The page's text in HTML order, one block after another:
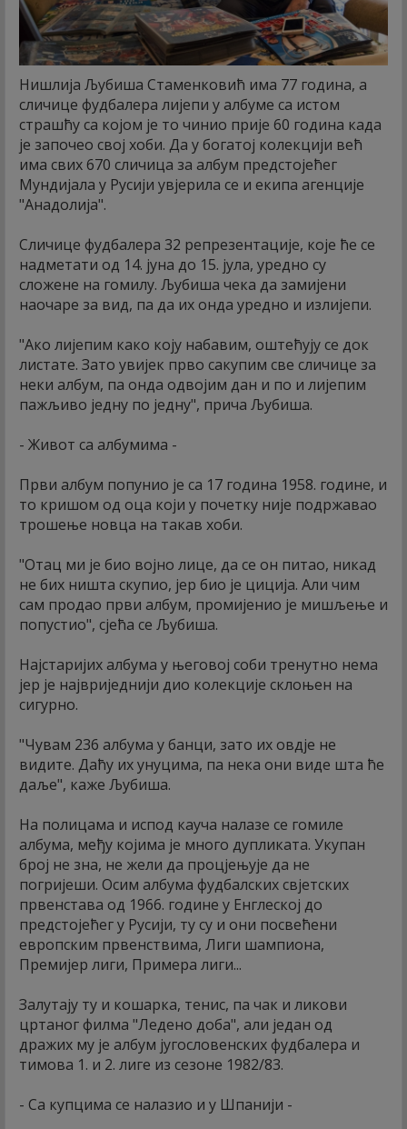
Нишлија Љубиша Стаменковић има 77 година, а
сличице фудбалера лијепи у албуме са истом
страшћу са којом је то чинио прије 60 година када
је започео свој хоби. Да у богатој колекцији већ
има свих 670 сличица за албум предстојећег
Мундијала у Русији увјерила се и екипа агенције
"Анадолија".
Сличице фудбалера 32 репрезентације, које ће се
надметати од 14. јуна до 15. јула, уредно су
сложене на гомилу. Љубиша чека да замијени
наочаре за вид, па да их онда уредно и излијепи.
"Ако лијепим како коју набавим, оштећују се док
листате. Зато увијек прво сакупим све сличице за
неки албум, па онда одвојим дан и по и лијепим
пажљиво једну по једну", прича Љубиша.
- Живот са албумима -
Први албум попунио је са 17 година 1958. године, и
то кришом од оца који у почетку није подржавао
трошење новца на такав хоби.
"Отац ми је био војно лице, да се он питао, никад
не бих ништа скупио, јер био је циција. Али чим
сам продао први албум, промијенио је мишљење и
попустио", сјећа се Љубиша.
Најстаријих албума у његовој соби тренутно нема
јер је највриједнији дио колекције склоњен на
сигурно.
"Чувам 236 албума у банци, зато их овдје не
видите. Даћу их унуцима, па нека они виде шта ће
даље", каже Љубиша.
На полицама и испод кауча налазе се гомиле
албума, међу којима је много дупликата. Укупан
број не зна, не жели да процјењује да не
погријеши. Осим албума фудбалских свјетских
првенстава од 1966. године у Енглеској до
предстојећег у Русији, ту су и они посвећени
европским првенствима, Лиги шампиона,
Премијер лиги, Примера лиги...
Залутају ту и кошарка, тенис, па чак и ликови
цртаног филма "Ледено доба", али један од
дражих му је албум југословенских фудбалера и
тимова 1. и 2. лиге из сезоне 1982/83.
- Са купцима се налазио и у Шпанији -